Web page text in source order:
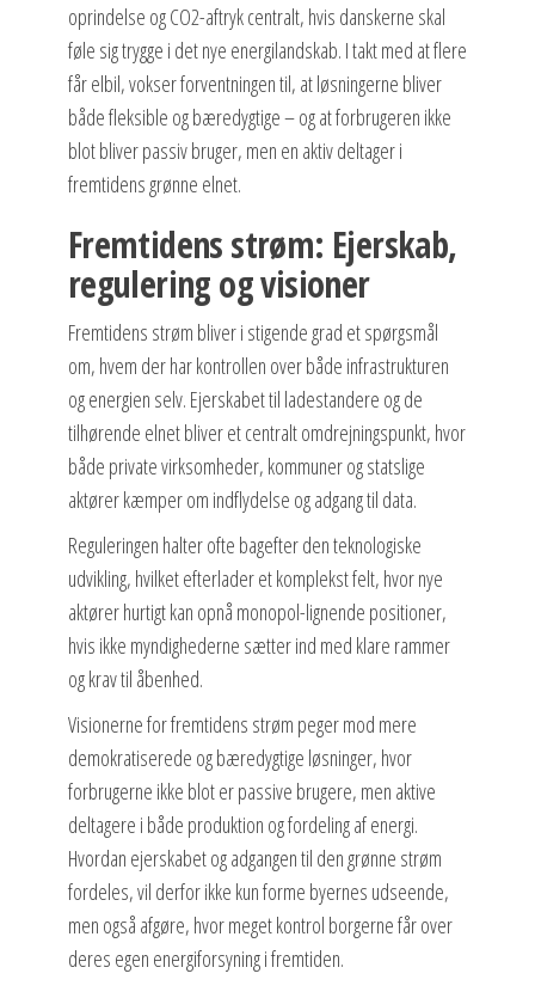
oprindelse og CO2-aftryk centralt, hvis danskerne skal
føle sig trygge i det nye energilandskab. I takt med at flere
får elbil, vokser forventningen til, at løsningerne bliver
både fleksible og bæredygtige – og at forbrugeren ikke
blot bliver passiv bruger, men en aktiv deltager i
fremtidens grønne elnet.
Fremtidens strøm: Ejerskab,
regulering og visioner
Fremtidens strøm bliver i stigende grad et spørgsmål
om, hvem der har kontrollen over både infrastrukturen
og energien selv. Ejerskabet til ladestandere og de
tilhørende elnet bliver et centralt omdrejningspunkt, hvor
både private virksomheder, kommuner og statslige
aktører kæmper om indflydelse og adgang til data.
Reguleringen halter ofte bagefter den teknologiske
udvikling, hvilket efterlader et komplekst felt, hvor nye
aktører hurtigt kan opnå monopol-lignende positioner,
hvis ikke myndighederne sætter ind med klare rammer
og krav til åbenhed.
Visionerne for fremtidens strøm peger mod mere
demokratiserede og bæredygtige løsninger, hvor
forbrugerne ikke blot er passive brugere, men aktive
deltagere i både produktion og fordeling af energi.
Hvordan ejerskabet og adgangen til den grønne strøm
fordeles, vil derfor ikke kun forme byernes udseende,
men også afgøre, hvor meget kontrol borgerne får over
deres egen energiforsyning i fremtiden.